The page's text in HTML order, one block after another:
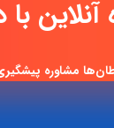
مشاور |
مشاوره